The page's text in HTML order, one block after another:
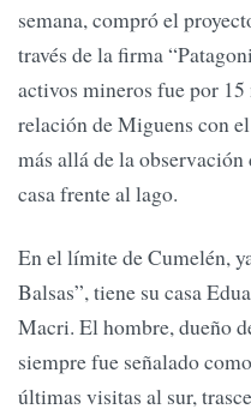
semana, compró el
través de la firma
activos mineros fue por
relación de Miguens con
más allá de la
casa frente al lago.
En el límite de Cumelén,
Balsas”, tiene su casa
Macri. El hombre, dueño
siempre fue señalado
últimas visitas al sur,